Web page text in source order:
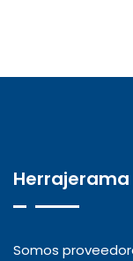
Herrajerama
Somos